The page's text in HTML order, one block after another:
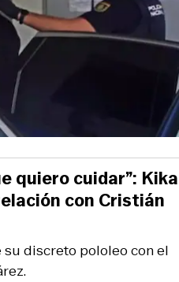
discreto pololeo con el
quiero cuidar”: Kika
con Cristián